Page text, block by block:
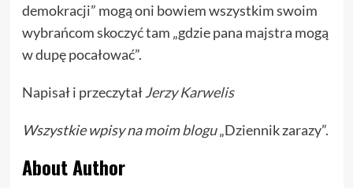
demokracji” mogą oni bowiem wszystkim swoim
wybrańcom skoczyć tam „gdzie pana majstra mogą
w dupę pocałować”.
Napisał i przeczytałJerzy Karwelis
Wszystkie wpisy namoim blogu„Dziennik zarazy”.
About Author